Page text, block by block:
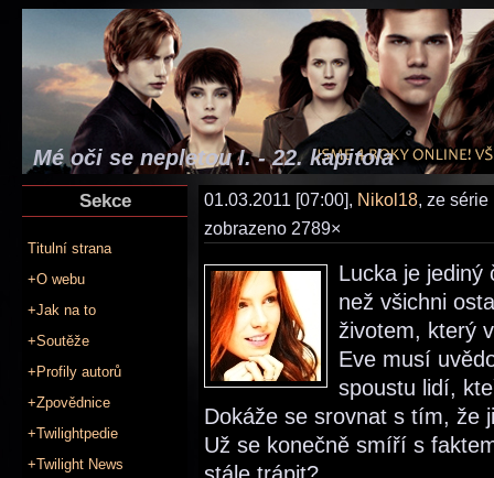
Mé oči se nepletou I. - 22. kapitola
Sekce
Titulní strana
+O webu
+Jak na to
+Soutěže
+Profily autorů
+Zpovědnice
+Twilightpedie
+Twilight News
01.03.2011 [07:00], Nikol18, ze série
zobrazeno 2789×
Lucka je jediný
než všichni
životem, který
Eve musí
spoustu lidí,
Dokáže se srovnat s tím, že
Už se konečně smíří s